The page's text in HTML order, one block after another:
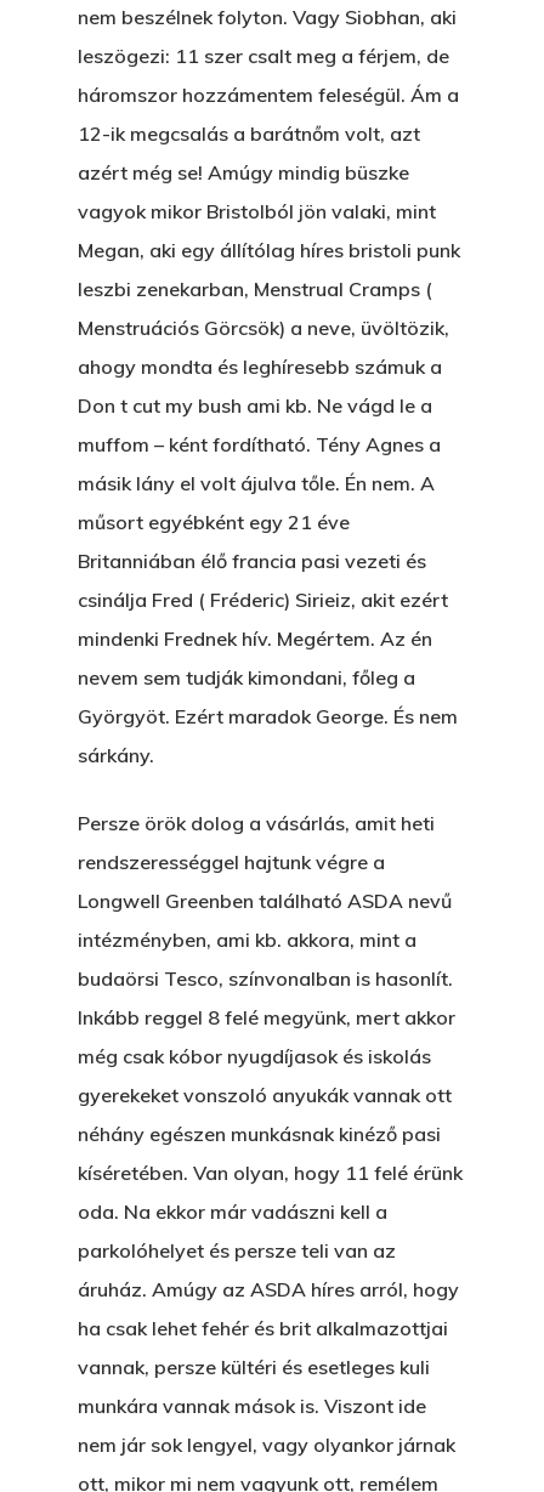
nem beszélnek folyton. Vagy Siobhan, aki
leszögezi: 11 szer csalt meg a férjem, de
háromszor hozzámentem feleségül. Ám a
12-ik megcsalás a barátnőm volt, azt
azért még se! Amúgy mindig büszke
vagyok mikor Bristolból jön valaki, mint
Megan, aki egy állítólag híres bristoli punk
leszbi zenekarban, Menstrual Cramps (
Menstruációs Görcsök) a neve, üvöltözik,
ahogy mondta és leghíresebb számuk a
Don t cut my bush ami kb. Ne vágd le a
muffom – ként fordítható. Tény Agnes a
másik lány el volt ájulva tőle. Én nem. A
műsort egyébként egy 21 éve
Britanniában élő francia pasi vezeti és
csinálja Fred ( Fréderic) Sirieiz, akit ezért
mindenki Frednek hív. Megértem. Az én
nevem sem tudják kimondani, főleg a
Györgyöt. Ezért maradok George. És nem
sárkány.
Persze örök dolog a vásárlás, amit heti
rendszerességgel hajtunk végre a
Longwell Greenben található ASDA nevű
intézményben, ami kb. akkora, mint a
budaörsi Tesco, színvonalban is hasonlít.
Inkább reggel 8 felé megyünk, mert akkor
még csak kóbor nyugdíjasok és iskolás
gyerekeket vonszoló anyukák vannak ott
néhány egészen munkásnak kinéző pasi
kíséretében. Van olyan, hogy 11 felé érünk
oda. Na ekkor már vadászni kell a
parkolóhelyet és persze teli van az
áruház. Amúgy az ASDA híres arról, hogy
ha csak lehet fehér és brit alkalmazottjai
vannak, persze kültéri és esetleges kuli
munkára vannak mások is. Viszont ide
nem jár sok lengyel, vagy olyankor járnak
ott, mikor mi nem vagyunk ott, remélem
A Kaszinó
AZ IGAZI AJÁNDÉK
Párizs És Újra MI
Egy Hitelt, Ödön?
ELMENT A VILLAMOS
EGY BANKOT, ÖDÖN?
GYERE VELEM
KÖNYVESBOLTBA,
Hogyan Tudta Feladni
Kartalherczeghy